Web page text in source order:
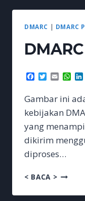
DMARC | DMARC
Facebook
TwitterEmail
Gambar ini
kebijakan
yang
dikirim
diproses…
< BACA >DMARC
RESULT